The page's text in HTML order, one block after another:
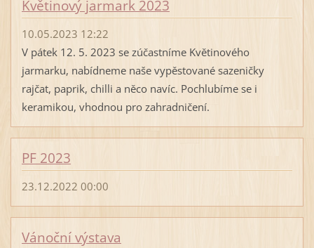
Květinový jarmark 2023
10.05.2023 12:22
V pátek 12. 5. 2023 se zúčastníme Květinového
jarmarku, nabídneme naše vypěstované sazeničky
rajčat, paprik, chilli a něco navíc. Pochlubíme se i
keramikou, vhodnou pro zahradničení.
PF 2023
23.12.2022 00:00
Vánoční výstava